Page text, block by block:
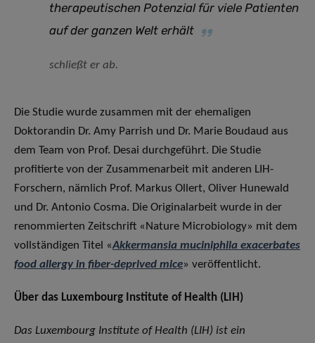
therapeutischen Potenzial für viele Patienten
auf der ganzen Welt erhält
schließt er ab.
Die Studie wurde zusammen mit der ehemaligen
Doktorandin Dr. Amy Parrish und Dr. Marie Boudaud aus
dem Team von Prof. Desai durchgeführt. Die Studie
profitierte von der Zusammenarbeit mit anderen LIH-
Forschern, nämlich Prof. Markus Ollert, Oliver Hunewald
und Dr. Antonio Cosma. Die Originalarbeit wurde in der
renommierten Zeitschrift «Nature Microbiology» mit dem
vollständigen Titel «Akkermansia muciniphila exacerbates
food allergy in fiber-deprived mice» veröffentlicht.
Über das Luxembourg Institute of Health (LIH)
Das Luxembourg Institute of Health (LIH) ist ein